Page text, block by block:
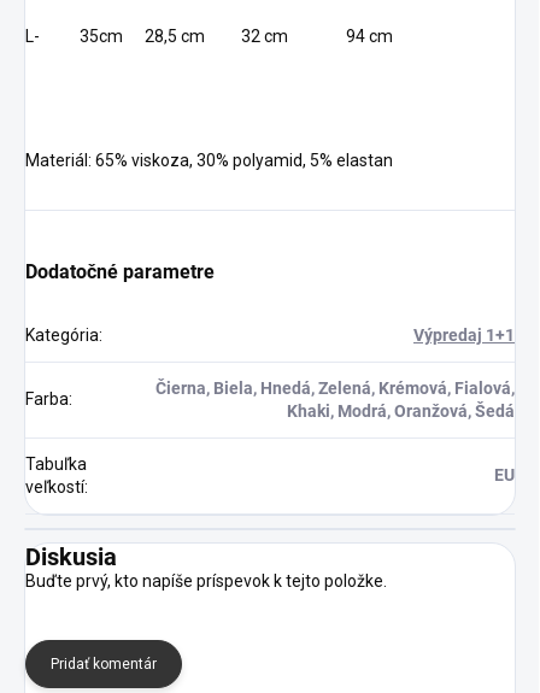
L- 35cm 28,5 cm 32 cm 94 cm
Materiál: 65% viskoza, 30% polyamid, 5% elastan
Dodatočné parametre
Kategória: Výpredaj 1+1
Farba:
Čierna, Biela, Hnedá, Zelená, Krémová, Fialová,
Khaki, Modrá, Oranžová, Šedá
Tabuľka
veľkostí:
EU
Diskusia
Buďte prvý, kto napíše príspevok k tejto položke.
Pridať komentár